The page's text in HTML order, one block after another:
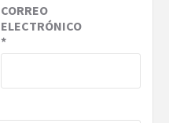
CORREO
ELECTRÓNICO
*